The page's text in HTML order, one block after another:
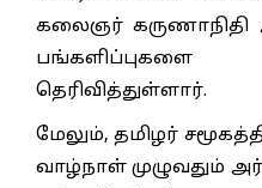
கலைஞர் கருணாநிதி
பங்களிப்புகளை
தெரிவித்துள்ளார்.
மேலும், தமிழர்
வாழ்நாள் முழுவதும்